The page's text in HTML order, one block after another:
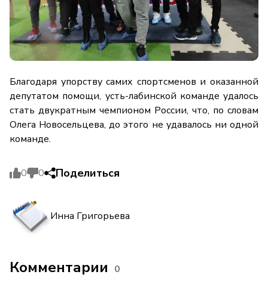
Благодаря упорству самих спортсменов и оказанной
депутатом помощи, усть-лабинской команде удалось
стать двукратным чемпионом России, что, по словам
Олега Новосельцева, до этого не удавалось ни одной
команде.
0 0 Поделиться
Инна Григорьева
Комментарии 0